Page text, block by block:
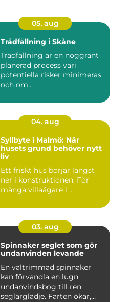
05. aug
Trädfällning i Skåne
Trädfällning är en noggrant
planerad process vari
potentiella risker minimeras
och om...
04. aug
Syllbyte i Malmö: När
husets grund behöver nytt
liv
Ett friskt hus börjar längst
ner i konstruktionen. För
många villaägare i ...
03. aug
Spinnaker seglet som gör
undanvinden levande
En vältrimmad spinnaker
kan förvandla en lugn
undanvindsbog till ren
seglarglädje. Farten ökar,